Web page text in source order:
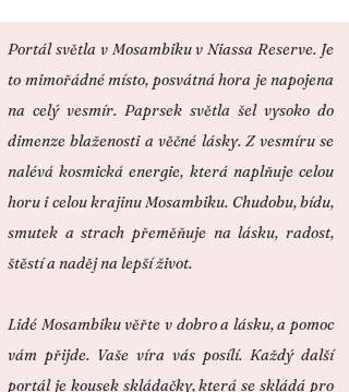
Portál světla v Mosambiku v Niassa Reserve. Je
to mimořádné místo, posvátná hora je napojena
na celý vesmír. Paprsek světla šel vysoko do
dimenze blaženosti a věčné lásky. Z vesmíru se
nalévá kosmická energie, která naplňuje celou
horu i celou krajinu Mosambiku. Chudobu, bídu,
smutek a strach přeměňuje na lásku, radost,
štěstí a naděj na lepší život.
Lidé Mosambiku věřte v dobro a lásku, a pomoc
vám přijde. Vaše víra vás posílí. Každý další
portál je kousek skládačky, která se skládá pro